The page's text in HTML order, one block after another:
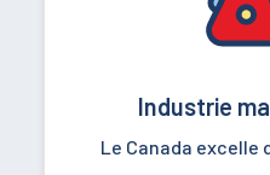
Industrie
Le Canada excelle